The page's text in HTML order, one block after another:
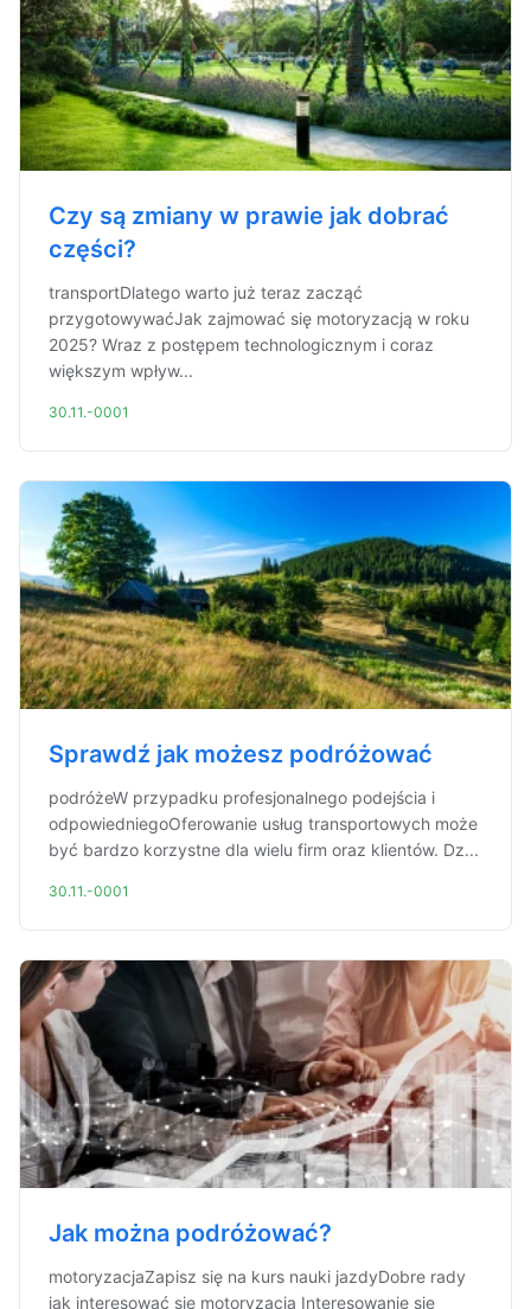
Czy są zmiany w prawie jak dobrać
części?
transportDlatego warto już teraz zacząć
przygotowywaćJak zajmować się motoryzacją w roku
2025? Wraz z postępem technologicznym i coraz
większym wpływ...
30.11.-0001
Sprawdź jak możesz podróżować
podróżeW przypadku profesjonalnego podejścia i
odpowiedniegoOferowanie usług transportowych może
być bardzo korzystne dla wielu firm oraz klientów. Dz...
30.11.-0001
Jak można podróżować?
motoryzacjaZapisz się na kurs nauki jazdyDobre rady
jak interesować się motoryzacją Interesowanie się